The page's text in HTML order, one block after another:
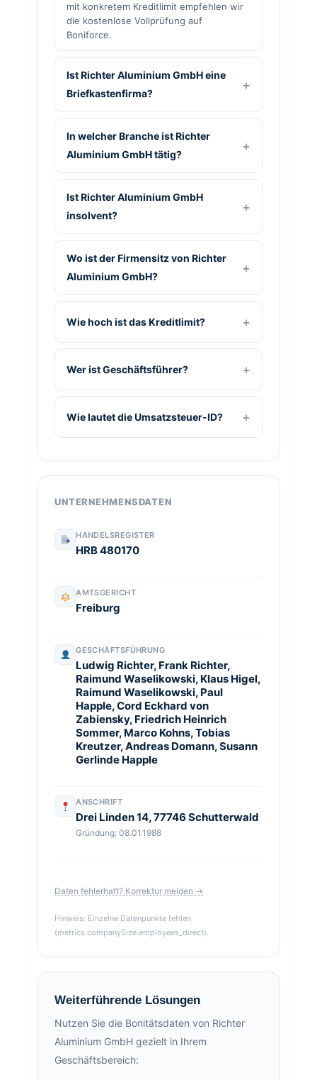
mit konkretem Kreditlimit empfehlen wir
die kostenlose Vollprüfung auf
Boniforce.
Ist Richter Aluminium GmbH eine
Briefkastenfirma?
In welcher Branche ist Richter
Aluminium GmbH tätig?
Ist Richter Aluminium GmbH
insolvent?
Wo ist der Firmensitz von Richter
Aluminium GmbH?
Wie hoch ist das Kreditlimit?
Wer ist Geschäftsführer?
Wie lautet die Umsatzsteuer-ID?
UNTERNEHMENSDATEN
HANDELSREGISTER
HRB 480170
AMTSGERICHT
Freiburg
GESCHÄFTSFÜHRUNG
Ludwig Richter, Frank Richter,
Raimund Waselikowski, Klaus Higel,
Raimund Waselikowski, Paul
Happle, Cord Eckhard von
Zabiensky, Friedrich Heinrich
Sommer, Marco Kohns, Tobias
Kreutzer, Andreas Domann, Susann
Gerlinde Happle
ANSCHRIFT
Drei Linden 14, 77746 Schutterwald
Gründung: 08.01.1988
Daten fehlerhaft? Korrektur melden →
Hinweis: Einzelne Datenpunkte fehlen
(metrics.companySize.employees_direct).
Weiterführende Lösungen
Nutzen Sie die Bonitätsdaten von Richter
Aluminium GmbH gezielt in Ihrem
Geschäftsbereich: